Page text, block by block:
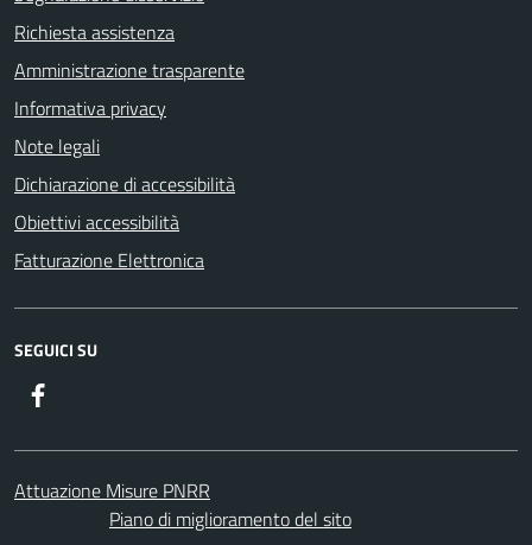
Richiesta assistenza
Amministrazione trasparente
Informativa privacy
Note legali
Dichiarazione di accessibilità
Obiettivi accessibilità
Fatturazione Elettronica
SEGUICI SU
Attuazione Misure PNRR
Piano di miglioramento del sito